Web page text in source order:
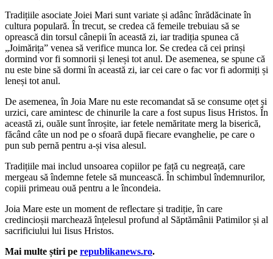
Tradițiile asociate Joiei Mari sunt variate și adânc înrădăcinate în
cultura populară. În trecut, se credea că femeile trebuiau să se
oprească din torsul cânepii în această zi, iar tradiția spunea că
„Joimărița” venea să verifice munca lor. Se credea că cei prinși
dormind vor fi somnorii și leneși tot anul. De asemenea, se spune că
nu este bine să dormi în această zi, iar cei care o fac vor fi adormiți și
leneși tot anul.
De asemenea, în Joia Mare nu este recomandat să se consume oțet și
urzici, care amintesc de chinurile la care a fost supus Iisus Hristos. În
această zi, ouăle sunt înroșite, iar fetele nemăritate merg la biserică,
făcând câte un nod pe o sfoară după fiecare evanghelie, pe care o
pun sub pernă pentru a-și visa alesul.
Tradițiile mai includ unsoarea copiilor pe față cu negreață, care
mergeau să îndemne fetele să muncească. În schimbul îndemnurilor,
copiii primeau ouă pentru a le încondeia.
Joia Mare este un moment de reflectare și tradiție, în care
credincioșii marchează înțelesul profund al Săptămânii Patimilor și al
sacrificiului lui Iisus Hristos.
Mai multe știri pe republikanews.ro.